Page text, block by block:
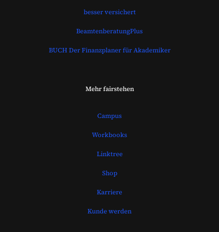
besser versichert
BeamtenberatungPlus
BUCH Der Finanzplaner für Akademiker
Mehr fairstehen
Campus
Workbooks
Linktree
Shop
Karriere
Kunde werden